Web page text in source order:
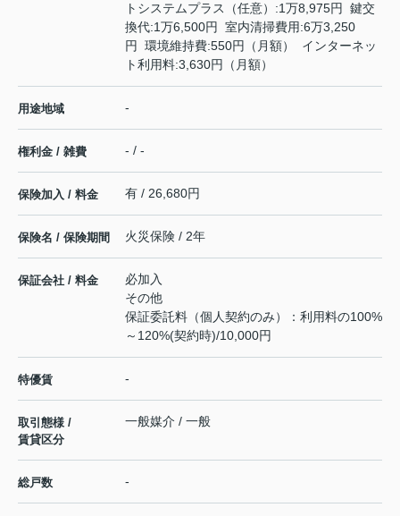
トシステムプラス（任意）:1万8,975円 鍵交
換代:1万6,500円 室内清掃費用:6万3,250
円 環境維持費:550円（月額） インターネッ
ト利用料:3,630円（月額）
用途地域 -
権利金 / 雑費 - / -
保険加入 / 料金 有 / 26,680円
保険名 / 保険期間 火災保険 / 2年
保証会社 / 料金
必加入
その他
保証委託料（個人契約のみ）：利用料の100%
～120%(契約時)/10,000円
特優賃 -
取引態様 /
賃貸区分
一般媒介 / 一般
総戸数 -